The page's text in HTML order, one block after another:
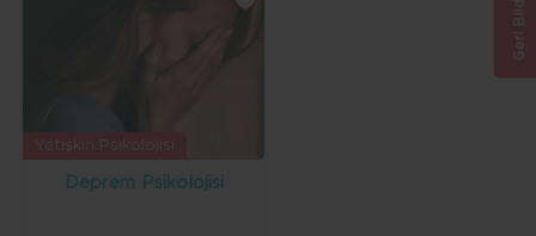
Deprem Psikolojisi